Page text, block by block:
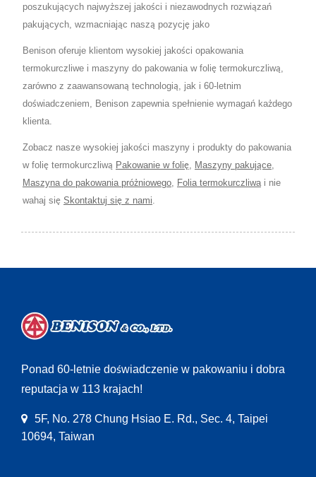
poszukujących najwyższej jakości i niezawodnych rozwiązań
pakujących, wzmacniając naszą pozycję jako
Benison oferuje klientom wysokiej jakości opakowania
termokurczliwe i maszyny do pakowania w folię termokurczliwą,
zarówno z zaawansowaną technologią, jak i 60-letnim
doświadczeniem, Benison zapewnia spełnienie wymagań każdego
klienta.
Zobacz nasze wysokiej jakości maszyny i produkty do pakowania
w folię termokurczliwą Pakowanie w folię, Maszyny pakujące,
Maszyna do pakowania próżniowego, Folia termokurczliwai nie
wahaj się Skontaktuj się z nami.
Ponad 60-letnie doświadczenie w pakowaniu i dobra
reputacja w 113 krajach!
5F, No. 278 Chung Hsiao E. Rd., Sec. 4, Taipei
10694, Taiwan